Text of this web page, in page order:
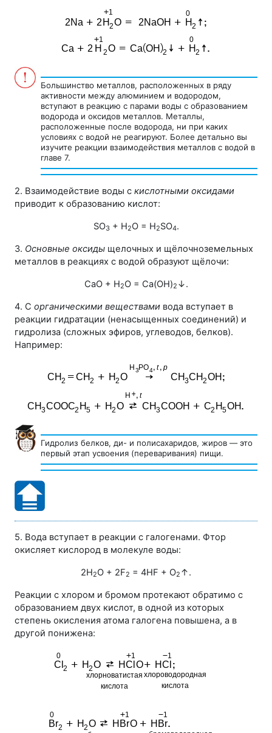
Большинство металлов, расположенных в ряду
активности между алюминием и водородом,
вступают в реакцию с парами воды с образованием
водорода и оксидов металлов. Металлы,
расположенные после водорода, ни при каких
условиях с водой не реагируют. Более детально вы
изучите реакции взаимодействия металлов с водой в
главе 7.
2. Взаимодействие воды с кислотными оксидами
приводит к образованию кислот:
SO3 + H2O = H2SO4.
3. Основные оксиды щелочных и щёлочноземельных
металлов в реакциях с водой образуют щёлочи:
СаО + Н2О = Са(ОН)2 ↓.
4. С органическими веществами вода вступает в
реакции гидратации (ненасыщенных соединений) и
гидролиза (сложных эфиров, углеводов, белков).
Например:
Гидролиз белков, ди- и полисахаридов, жиров — это
первый этап усвоения (переваривания) пищи.
5. Вода вступает в реакции с галогенами. Фтор
окисляет кислород в молекуле воды:
2H2O + 2F2 = 4HF + O2 ↑.
Реакции с хлором и бромом протекают обратимо с
образованием двух кислот, в одной из которых
степень окисления атома галогена повышена, а в
другой понижена: